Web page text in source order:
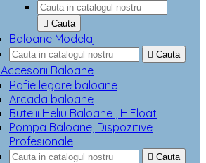
 Cauta
Baloane Modelaj
 Cauta
Accesorii Baloane
Rafie legare baloane
Arcada baloane
Butelii Heliu Baloane , HiFloat
Pompa Baloane, Dispozitive
Profesionale
 Cauta